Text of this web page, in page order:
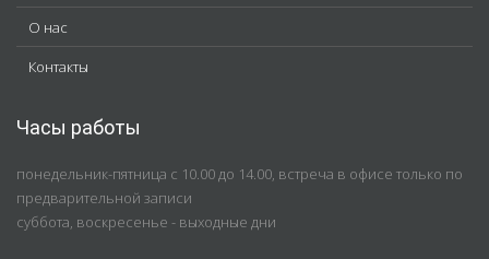
О нас
Контакты
Часы работы
понедельник-пятница с 10.00 до 14.00, встреча в офисе только по
предварительной записи
суббота, воскресенье - выходные дни